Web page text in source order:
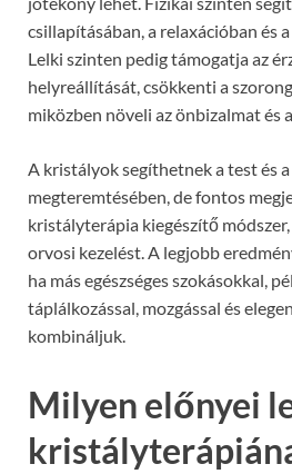
csillapításában, a relaxációban és
Lelki szinten pedig támogatja az
helyreállítását, csökkenti a
miközben növeli az önbizalmat és
A kristályok segíthetnek a test és
megteremtésében, de fontos
kristályterápia kiegészítő
orvosi kezelést. A legjobb
ha más egészséges szokásokkal,
táplálkozással, mozgással és
kombináljuk.
Milyen előnyei